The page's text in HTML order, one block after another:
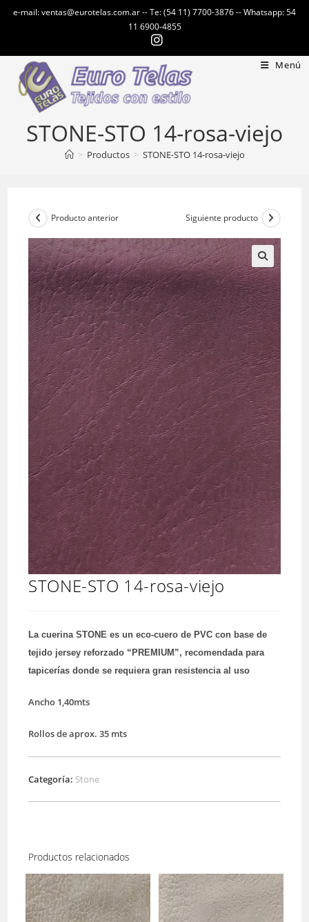
e-mail: ventas@eurotelas.com.ar -- Te: (54 11) 7700-3876 -- Whatsapp: 54
11 6900-4855
Menú
STONE-STO 14-rosa-viejo
> Productos > STONE-STO 14-rosa-viejo
Producto anterior Siguiente producto
STONE-STO 14-rosa-viejo
La cuerina STONE es un eco-cuero de PVC con base de
tejido jersey reforzado “PREMIUM”, recomendada para
tapicerías donde se requiera gran resistencia al uso
Ancho 1,40mts
Rollos de aprox. 35 mts
Categoría: Stone
Productos relacionados